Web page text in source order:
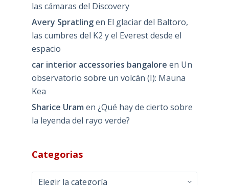
las cámaras del Discovery
Avery Spratlingen El glaciar del Baltoro,
las cumbres del K2 y el Everest desde el
espacio
car interior accessories bangalore en Un
observatorio sobre un volcán (I): Mauna
Kea
Sharice Uram en ¿Qué hay de cierto sobre
la leyenda del rayo verde?
Categorias
Categorias